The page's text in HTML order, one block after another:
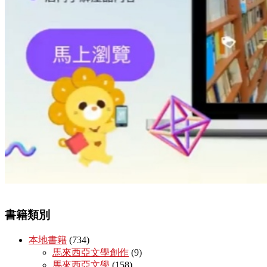
書籍類別
本地書籍 (734)
馬來西亞文學創作 (9)
馬來西亞文學 (158)